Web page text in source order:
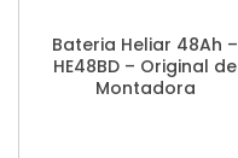
Bateria Heliar 48Ah –
HE48BD – Original de
Montadora